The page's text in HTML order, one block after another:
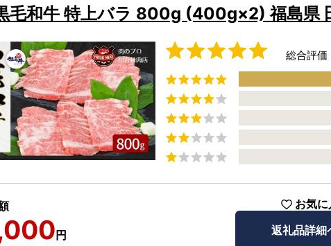
毛和牛 特上バラ 800g (400g×2) 福島県
総合評価
円
お気
返礼品詳細